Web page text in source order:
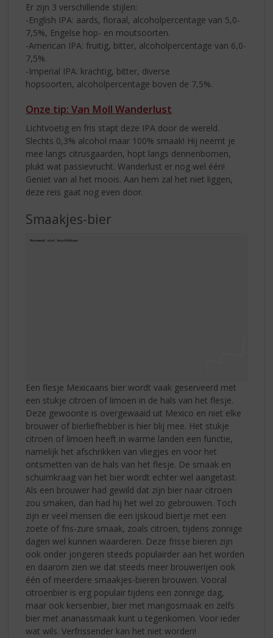
Er zijn 3 verschillende stijlen:
-English IPA: aards, floraal, alcoholpercentage van 5,0-
7,5%, Engelse hop- en moutsoorten.
-American IPA: fruitig, bitter, alcoholpercentage van 6,0-
7,5%.
-Imperial IPA: krachtig, bitter, diverse
hopsoorten, alcoholpercentage boven de 7,5%.
Onze tip: Van Moll Wanderlust
Lichtvoetig en fris stapt deze IPA door de wereld.
Slechts 0,3% alcohol maar 100% smaak! Hij neemt je
mee langs citrusgaarden, hopt langs dennenbomen,
plukt wat passievrucht. Wanderlust er nog wel één!
Geniet van al het moois. Aan hem zal het niet liggen,
deze reis gaat nog even door.
Smaakjes-bier
Een flesje Mexicaans bier wordt vaak geserveerd met
een stukje citroen of limoen in de hals van het flesje.
Deze gewoonte is overgewaaid uit Mexico en niet elke
brouwer of bierliefhebber is hier blij mee. Het stukje
citroen of limoen heeft in warme landen een functie,
namelijk het afschrikken van vliegjes en voor het
ontsmetten van de hals van het flesje. De smaak en
schuimkraag van het bier wordt echter wel aangetast.
Als een brouwer had gewild dat zijn bier naar citroen
zou smaken, dan had hij het wel zo gebrouwen. Toch
zijn er veel mensen die een ijskoud biertje met een
zoete of fris-zure smaak, zoals citroen, tijdens zonnige
dagen wel kunnen waarderen. Deze frisse bieren zijn
ook onder jongeren steeds populairder aan het worden
en daarom zien we dat steeds meer brouwerijen ook
één of meerdere smaakjes-bieren brouwen. Vooral
citroenbier is erg populair tijdens een zonnige dag,
maar ook kersenbier, bier met mangosmaak en zelfs
bier met ananassmaak kunt u tegenkomen. Voor ieder
wat wils. Verfrissender kan het niet worden!